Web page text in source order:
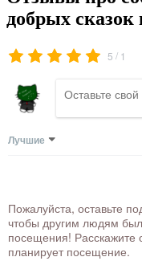
добрых
5 / 1
Лучшие
Пожалуйста, оставьте
чтобы другим людям
посещения! Расскажите
планирует посещение.